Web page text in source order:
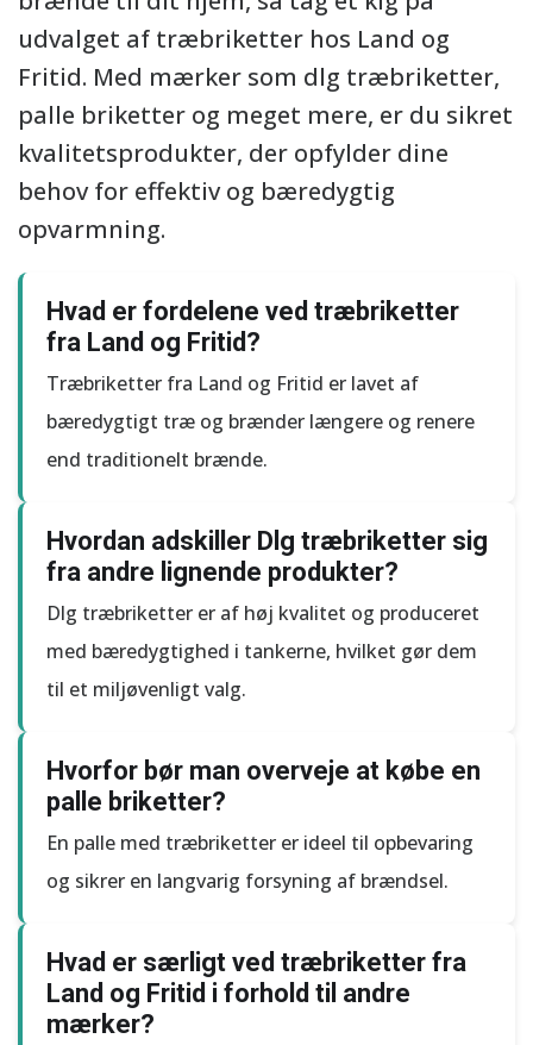
udvalget af træbriketter hos Land og
Fritid. Med mærker som dlg træbriketter,
palle briketter og meget mere, er du sikret
kvalitetsprodukter, der opfylder dine
behov for effektiv og bæredygtig
opvarmning.
Hvad er fordelene ved træbriketter
fra Land og Fritid?
Træbriketter fra Land og Fritid er lavet af
bæredygtigt træ og brænder længere og renere
end traditionelt brænde.
Hvordan adskiller Dlg træbriketter sig
fra andre lignende produkter?
Dlg træbriketter er af høj kvalitet og produceret
med bæredygtighed i tankerne, hvilket gør dem
til et miljøvenligt valg.
Hvorfor bør man overveje at købe en
palle briketter?
En palle med træbriketter er ideel til opbevaring
og sikrer en langvarig forsyning af brændsel.
Hvad er særligt ved træbriketter fra
Land og Fritid i forhold til andre
mærker?